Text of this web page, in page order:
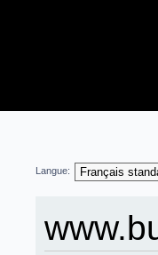
Langue: